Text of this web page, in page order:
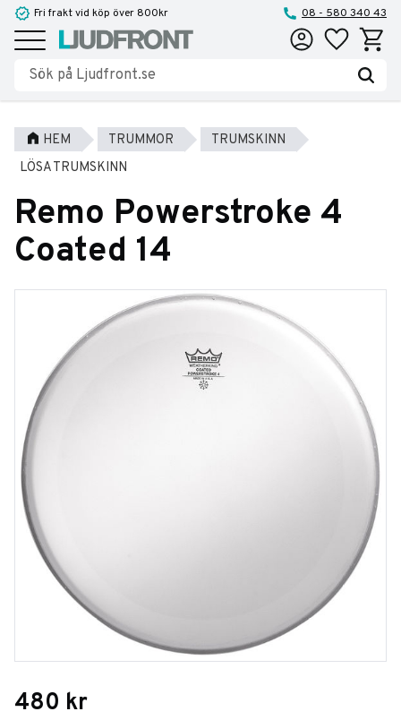
Meny
Fri frakt vid köp över 800kr 08 - 580 340 43
Favoriter
HEM TRUMMOR
TRUMSKINN
LÖSA TRUMSKINN
Remo Powerstroke 4
Coated 14
480 kr